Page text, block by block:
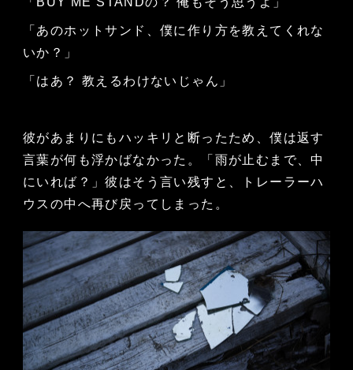
「あのホットサンド、僕に作り方を教えてくれな
いか？」
「はあ？ 教えるわけないじゃん」
彼があまりにもハッキリと断ったため、僕は返す
言葉が何も浮かばなかった。「雨が止むまで、中
にいれば？」彼はそう言い残すと、トレーラーハ
ウスの中へ再び戻ってしまった。